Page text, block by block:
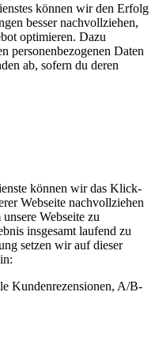
können wir den Erfolg
besser nachvollziehen,
optimieren. Dazu
personenbezogenen Daten
ab, sofern du deren
können wir das Klick-
Webseite nachvollziehen
Webseite zu
insgesamt laufend zu
setzen wir auf dieser
Kundenrezensionen, A/B-